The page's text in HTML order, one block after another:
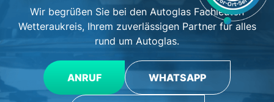
Wir begrüßen Sie bei den Autoglas Fachleuten
Wetteraukreis, Ihrem zuverlässigen Partner für alles
rund um Autoglas.
ANRUF WHATSAPP